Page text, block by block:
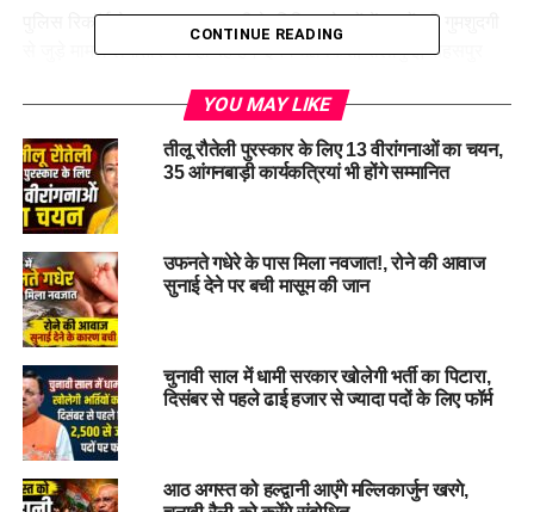
पुलिस रिकॉर्ड के अनुसार, राजधानी के विभिन्न क्षेत्रों में बच्चों की गुमशुदगी
से जुड़े मामले लगातार दर्ज हो रहे हैं। इनमें ऋषिकेश, सेलाकुई, सहसपुर
सभी मामलों में बच्चों की उम्र 12 से 18 वर्ष के बीच बताई गई है।
सबसे ज्यादा बच्चियां हुई लापता
सबसे अधिक चिंता की बात यह है कि लापता होने वाले बच्चों में बड़ी संख्या
नाबालिग बच्चियों की है। इससे परिजनों के साथ-साथ कानून-व्यवस्था से
जुड़े अधिकारियों की भी चिंताएं बढ़ी हैं। पुलिस इन मामलों की जांच में जुटी है
और बच्चों की तलाश के लिए विभिन्न स्तरों पर प्रयास किए जा रहे हैं।
CONTINUE READING
YOU MAY LIKE
तीलू रौतेली पुरस्कार के लिए 13 वीरांगनाओं का चयन,
35 आंगनबाड़ी कार्यकत्रियां भी होंगे सम्मानित
उफनते गधेरे के पास मिला नवजात!, रोने की आवाज
सुनाई देने पर बची मासूम की जान
चुनावी साल में धामी सरकार खोलेगी भर्ती का पिटारा,
दिसंबर से पहले ढाई हजार से ज्यादा पदों के लिए फॉर्म
आठ अगस्त को हल्द्वानी आएंगे मल्लिकार्जुन खरगे,